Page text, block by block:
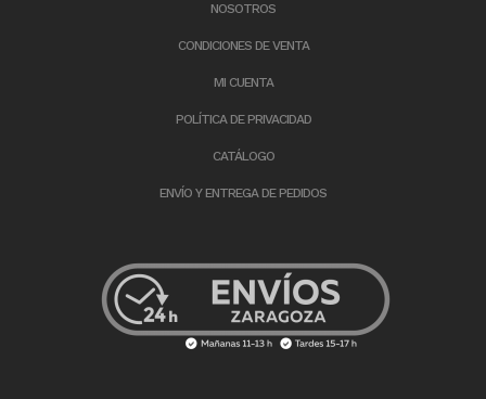
NOSOTROS
CONDICIONES DE VENTA
MI CUENTA
POLÍTICA DE PRIVACIDAD
CATÁLOGO
ENVÍO Y ENTREGA DE PEDIDOS